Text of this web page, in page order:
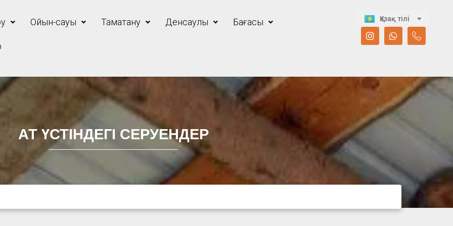
Ойын-сауық Тамақтану Денсаулық Бағасы Қазақ тілі
English
АТ ҮСТІНДЕГІ СЕРУЕНДЕР